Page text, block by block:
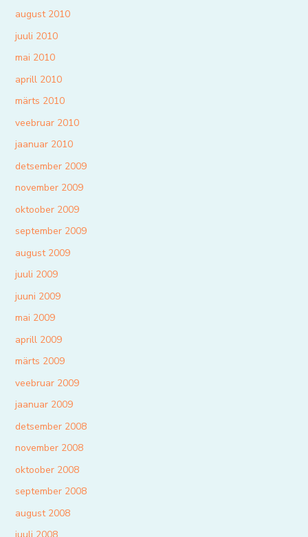
august 2010
juuli 2010
mai 2010
aprill 2010
märts 2010
veebruar 2010
jaanuar 2010
detsember 2009
november 2009
oktoober 2009
september 2009
august 2009
juuli 2009
juuni 2009
mai 2009
aprill 2009
märts 2009
veebruar 2009
jaanuar 2009
detsember 2008
november 2008
oktoober 2008
september 2008
august 2008